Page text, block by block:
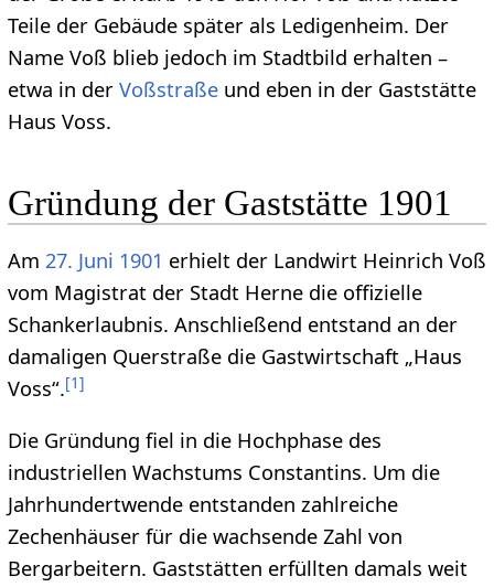
Teile der Gebäude später als Ledigenheim. Der
Name Voß blieb jedoch im Stadtbild erhalten –
etwa in der Voßstraßeund eben in der Gaststätte
Haus Voss.
Gründung der Gaststätte 1901
Am 27. Juni 1901 erhielt der Landwirt Heinrich Voß
vom Magistrat der Stadt Herne die offizielle
Schankerlaubnis. Anschließend entstand an der
damaligen Querstraße die Gastwirtschaft „Haus
Voss“.[1]
Die Gründung fiel in die Hochphase des
industriellen Wachstums Constantins. Um die
Jahrhundertwende entstanden zahlreiche
Zechenhäuser für die wachsende Zahl von
Bergarbeitern. Gaststätten erfüllten damals weit